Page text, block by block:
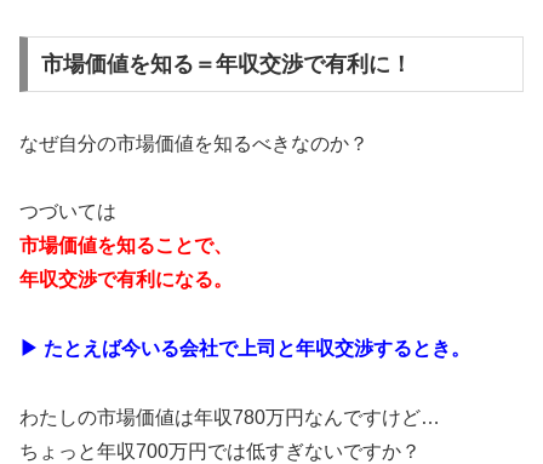
市場価値を知る＝年収交渉で有利に！
なぜ自分の市場価値を知るべきなのか？
つづいては
市場価値を知ることで、
年収交渉で有利になる。
▶︎ たとえば今いる会社で上司と年収交渉するとき。
わたしの市場価値は年収780万円なんですけど…
ちょっと年収700万円では低すぎないですか？